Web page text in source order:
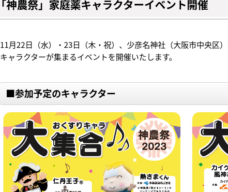
「神農祭」家庭薬キャラクターイベント開催
11月22日（水）・23日（木・祝）、少彦名神社（大阪市中央区
キャラクターが集まるイベントを開催いたします。
■参加予定のキャラクター